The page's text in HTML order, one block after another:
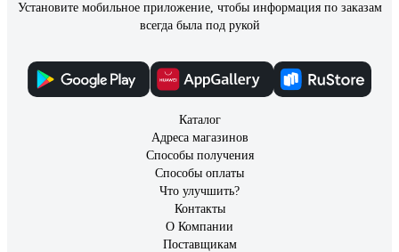
Установите мобильное приложение, чтобы информация по заказам
всегда была под рукой
Каталог
Адреса магазинов
Способы получения
Способы оплаты
Что улучшить?
Контакты
О Компании
Поставщикам